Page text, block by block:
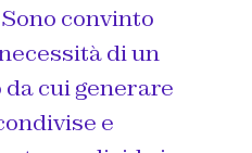
convinto
di un
cui generare
e